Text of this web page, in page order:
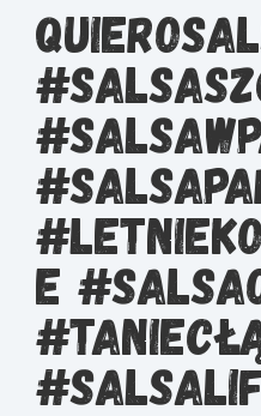
e